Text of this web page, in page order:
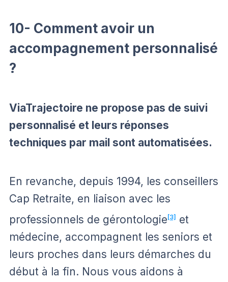
10- Comment avoir un
accompagnement personnalisé
?
ViaTrajectoire ne propose pas de suivi
personnalisé et leurs réponses
techniques par mail sont automatisées.
En revanche, depuis 1994, les conseillers
Cap Retraite, en liaison avec les
professionnels de gérontologie [3]
et
médecine, accompagnent les seniors et
leurs proches dans leurs démarches du
début à la fin. Nous vous aidons à